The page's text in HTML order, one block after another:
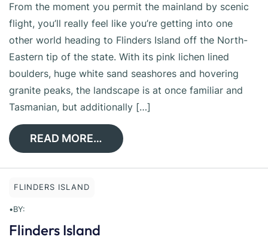
From the moment you permit the mainland by scenic
flight, you’ll really feel like you’re getting into one
other world heading to Flinders Island off the North-
Eastern tip of the state. With its pink lichen lined
boulders, huge white sand seashores and hovering
granite peaks, the landscape is at once familiar and
Tasmanian, but additionally […]
READ MORE…
FLINDERS ISLAND
•BY:
Flinders Island